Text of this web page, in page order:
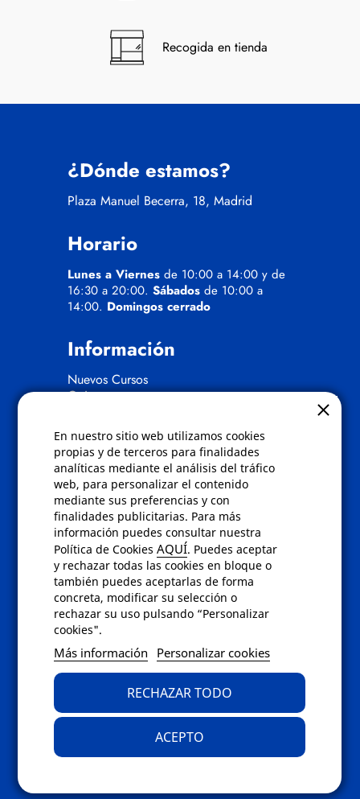
En nuestro sitio web utilizamos cookies
propias y de terceros para finalidades
analíticas mediante el análisis del tráfico
web, para personalizar el contenido
mediante sus preferencias y con
finalidades publicitarias. Para más
información puedes consultar nuestra
Política de CookiesAQUÍ. Puedes aceptar
y rechazar todas las cookies en bloque o
también puedes aceptarlas de forma
concreta, modificar su selección o
rechazar su uso pulsando “Personalizar
cookies".
Más información Personalizar cookies
RECHAZAR TODO
ACEPTO
Recogida en tienda
¿Dónde estamos?
Plaza Manuel Becerra, 18, Madrid
Horario
Lunes a Viernes de 10:00 a 14:00 y de
16:30 a 20:00. Sábados de 10:00 a
14:00. Domingos cerrado
Información
Nuevos Cursos
Quienes somos
Políticas
Condiciones de compra
Aviso de privacidad
Cookies
Bajas comunicados comerciales
Derecho de desistimiento
Preguntas frecuentes
Contacto
Envíanos un email a
bien rellena nuestroformulario de
contacto